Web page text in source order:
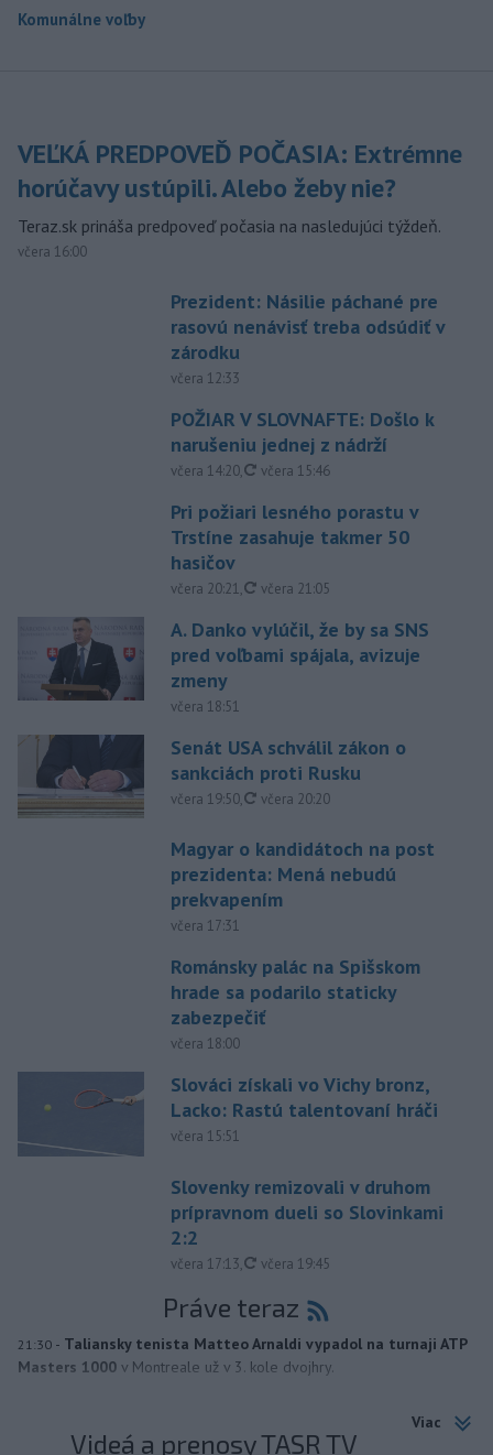
Komunálne voľby
VEĽKÁ PREDPOVEĎ POČASIA: Extrémne
horúčavy ustúpili. Alebo žeby nie?
Teraz.sk prináša predpoveď počasia na nasledujúci týždeň.
včera 16:00
Prezident: Násilie páchané pre
rasovú nenávisť treba odsúdiť v
zárodku
včera 12:33
POŽIAR V SLOVNAFTE: Došlo k
narušeniu jednej z nádrží
včera 14:20, aktualizované
včera 15:46
Pri požiari lesného porastu v
Trstíne zasahuje takmer 50
hasičov
včera 20:21, aktualizované
včera 21:05
A. Danko vylúčil, že by sa SNS
pred voľbami spájala, avizuje
zmeny
včera 18:51
Senát USA schválil zákon o
sankciách proti Rusku
včera 19:50, aktualizované
včera 20:20
Magyar o kandidátoch na post
prezidenta: Mená nebudú
prekvapením
včera 17:31
Románsky palác na Spišskom
hrade sa podarilo staticky
zabezpečiť
včera 18:00
Slováci získali vo Vichy bronz,
Lacko: Rastú talentovaní hráči
včera 15:51
Slovenky remizovali v druhom
prípravnom dueli so Slovinkami
2:2
včera 17:13, aktualizované
včera 19:45
Práve teraz
21:30 - Taliansky tenista Matteo Arnaldi vypadol na turnaji ATP
Masters 1000 v Montreale už v 3. kole dvojhry.
Viac
Videá a prenosy TASR TV